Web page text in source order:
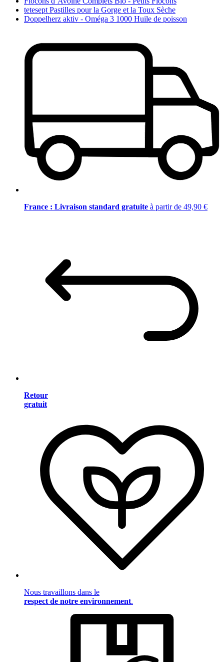
tetesept Pastilles pour la Gorge et la Toux Sèche
Doppelherz aktiv - Oméga 3 1000 Huile de poisson
France : Livraison standard gratuite à partir de 49,90 €
Retour
gratuit
Nous travaillons dans le
respect de notre environnement.